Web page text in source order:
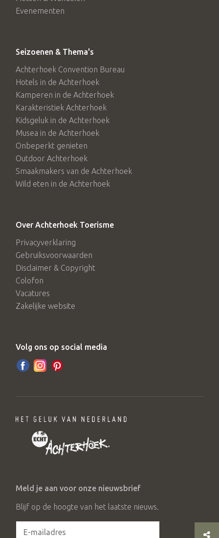
Evenementen
Seizoenen & Thema's
Achterhoek Convention Bureau
Hotels in de Achterhoek
Kamperen in de Achterhoek
Karakteristiek Achterhoek
Kidsgeluk in de Achterhoek
Musea in de Achterhoek
Onbeperkt genieten
Outdoor Achterhoek
Smaakmakers van de Achterhoek
Wild eten in de Achterhoek
Over Achterhoek Toerisme
Privacyverklaring
Gebruiksvoorwaarden
Disclaimer & Copyright
Colofon
Vacatures
Zakelijke website
Volg ons op social media
Meld je aan voor onze nieuwsbrief
Blijf op de hoogte van het laatste nieuws.